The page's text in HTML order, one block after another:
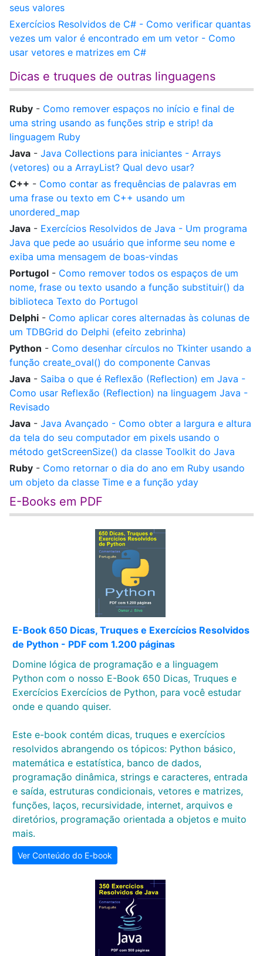
seus valores
Exercícios Resolvidos de C# - Como verificar quantas
vezes um valor é encontrado em um vetor - Como
usar vetores e matrizes em C#
Dicas e truques de outras linguagens
Ruby - Como remover espaços no início e final de
uma string usando as funções strip e strip! da
linguagem Ruby
Java - Java Collections para iniciantes - Arrays
(vetores) ou a ArrayList? Qual devo usar?
C++ - Como contar as frequências de palavras em
uma frase ou texto em C++ usando um
unordered_map
Java - Exercícios Resolvidos de Java - Um programa
Java que pede ao usuário que informe seu nome e
exiba uma mensagem de boas-vindas
Portugol - Como remover todos os espaços de um
nome, frase ou texto usando a função substituir() da
biblioteca Texto do Portugol
Delphi - Como aplicar cores alternadas às colunas de
um TDBGrid do Delphi (efeito zebrinha)
Python - Como desenhar círculos no Tkinter usando a
função create_oval() do componente Canvas
Java - Saiba o que é Reflexão (Reflection) em Java -
Como usar Reflexão (Reflection) na linguagem Java -
Revisado
Java - Java Avançado - Como obter a largura e altura
da tela do seu computador em pixels usando o
método getScreenSize() da classe Toolkit do Java
Ruby - Como retornar o dia do ano em Ruby usando
um objeto da classe Time e a função yday
E-Books em PDF
E-Book 650 Dicas, Truques e Exercícios Resolvidos
de Python - PDF com 1.200 páginas
Domine lógica de programação e a linguagem
Python com o nosso E-Book 650 Dicas, Truques e
Exercícios Exercícios de Python, para você estudar
onde e quando quiser.
Este e-book contém dicas, truques e exercícios
resolvidos abrangendo os tópicos: Python básico,
matemática e estatística, banco de dados,
programação dinâmica, strings e caracteres, entrada
e saída, estruturas condicionais, vetores e matrizes,
funções, laços, recursividade, internet, arquivos e
diretórios, programação orientada a objetos e muito
mais.
Ver Conteúdo do E-book